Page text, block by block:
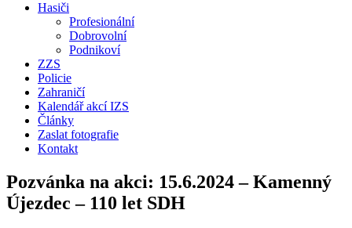
Hasiči
Profesionální
Dobrovolní
Podnikoví
ZZS
Policie
Zahraničí
Kalendář akcí IZS
Články
Zaslat fotografie
Kontakt
Pozvánka na akci: 15.6.2024 – Kamenný
Újezdec – 110 let SDH